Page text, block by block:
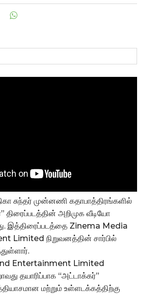
சுந்தர் முன்னணி கதாபாத்திரங்களில்
திரைப்படத்தின் அறிமுக வீடியோ
இத்திரைப்படத்தை Zinema Media
Limited நிறுவனத்தின் சார்பில்
Entertainment Limited
தயாரிப்பாக “அட்டாக்கர்”
மற்றும் உள்ளடக்கத்திற்கு